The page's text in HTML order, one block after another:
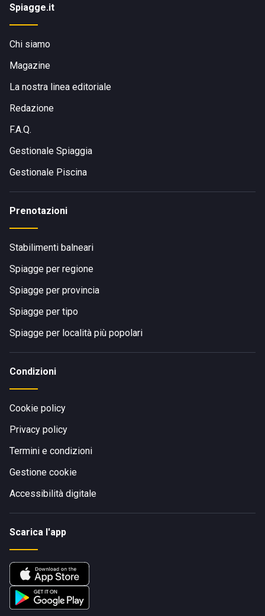
Spiagge.it
Chi siamo
Magazine
La nostra linea editoriale
Redazione
F.A.Q.
Gestionale Spiaggia
Gestionale Piscina
Prenotazioni
Stabilimenti balneari
Spiagge per regione
Spiagge per provincia
Spiagge per tipo
Spiagge per località più popolari
Condizioni
Cookie policy
Privacy policy
Termini e condizioni
Gestione cookie
Accessibilità digitale
Scarica l'app